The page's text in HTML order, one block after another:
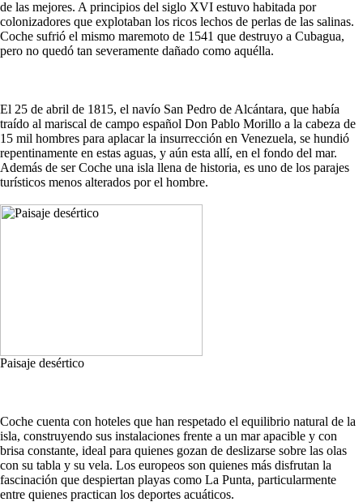
de las mejores. A principios del siglo XVI estuvo habitada por
colonizadores que explotaban los ricos lechos de perlas de las salinas.
Coche sufrió el mismo maremoto de 1541 que destruyo a Cubagua,
pero no quedó tan severamente dañado como aquélla.
El 25 de abril de 1815, el navío San Pedro de Alcántara, que había
traído al mariscal de campo español Don Pablo Morillo a la cabeza de
15 mil hombres para aplacar la insurrección en Venezuela, se hundió
repentinamente en estas aguas, y aún esta allí, en el fondo del mar.
Además de ser Coche una isla llena de historia, es uno de los parajes
turísticos menos alterados por el hombre.
Paisaje desértico
Coche cuenta con hoteles que han respetado el equilibrio natural de la
isla, construyendo sus instalaciones frente a un mar apacible y con
brisa constante, ideal para quienes gozan de deslizarse sobre las olas
con su tabla y su vela. Los europeos son quienes más disfrutan la
fascinación que despiertan playas como La Punta, particularmente
entre quienes practican los deportes acuáticos.